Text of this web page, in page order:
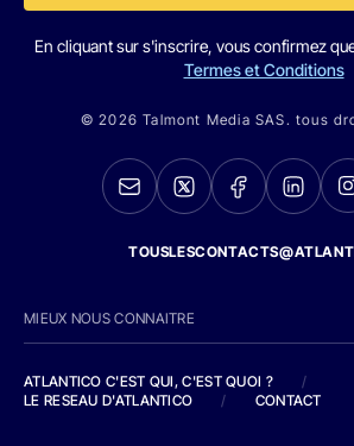
En cliquant sur s'inscrire, vous confirmez
Termes et Conditions
© 2026 Talmont Media SAS. tous
MIEUX NOUS CONNAITRE
ATLANTICO C'EST QUI, C'EST QUOI ?
/
LE RESEAU D'ATLANTICO
/ CONTACT